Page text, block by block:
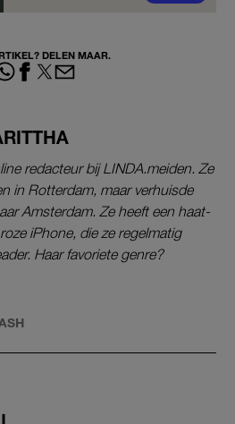
DELEN MAAR.
redacteur bij LINDA.meiden. Ze
in Rotterdam, maar verhuisde
Amsterdam. Ze heeft een haat-
iPhone, die ze regelmatig
Haar favoriete genre?